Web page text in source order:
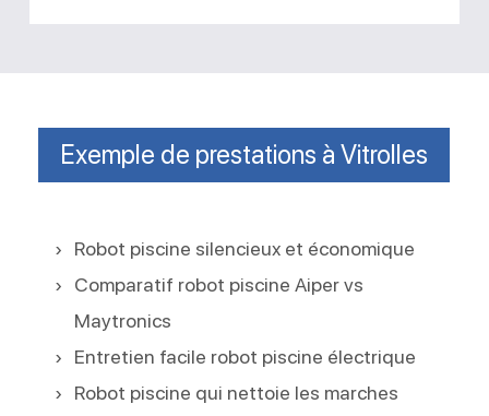
Exemple de prestations à Vitrolles
Robot piscine silencieux et économique
Comparatif robot piscine Aiper vs
Maytronics
Entretien facile robot piscine électrique
Robot piscine qui nettoie les marches